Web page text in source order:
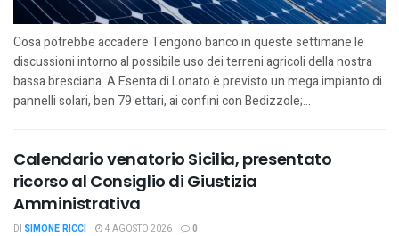
Cosa potrebbe accadere Tengono banco in queste settimane le
discussioni intorno al possibile uso dei terreni agricoli della nostra
bassa bresciana. A Esenta di Lonato è previsto un mega impianto di
pannelli solari, ben 79 ettari, ai confini con Bedizzole;...
Calendario venatorio Sicilia, presentato
ricorso al Consiglio di Giustizia
Amministrativa
DI SIMONE RICCI 4 AGOSTO 2026 0